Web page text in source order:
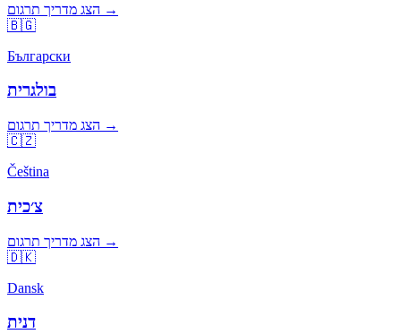
הצג מדריך תרגום →
🇧🇬
Български
בולגרית
הצג מדריך תרגום →
🇨🇿
Čeština
צ׳כית
הצג מדריך תרגום →
🇩🇰
Dansk
דנית